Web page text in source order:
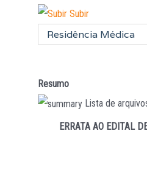
Subir
Resumo
Lista de
ERRATA AO EDITAL